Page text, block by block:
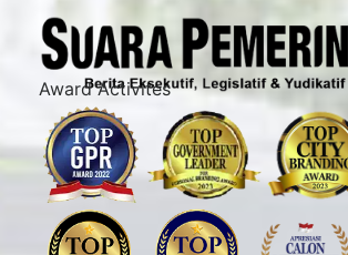
Award Activites